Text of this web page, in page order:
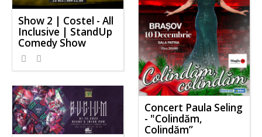
Show 2 | Costel - All
Inclusive | StandUp
Comedy Show
Concert Paula Seling
- "Colindăm,
Colindăm”